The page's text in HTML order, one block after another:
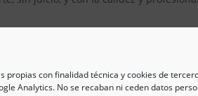
propias con finalidad técnica y cookies de
Analytics. No se recaban ni ceden datos